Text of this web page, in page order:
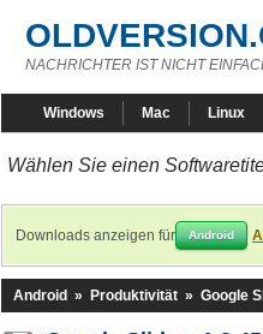
NACHRICHTER IST NICHT
Windows Mac Linux
Wählen Sie einen
Downloads anzeigen für Android
Android » Produktivität » Google